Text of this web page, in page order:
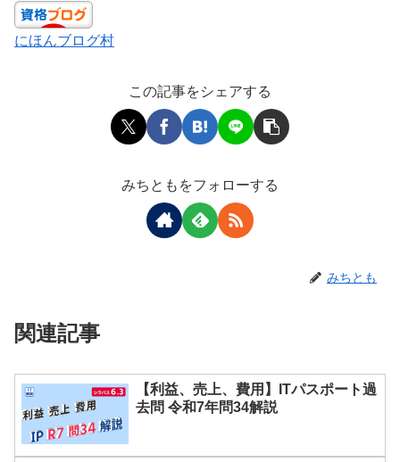
にほんブログ村
この記事をシェアする
みちともをフォローする
みちとも
関連記事
【利益、売上、費用】ITパスポート過
去問 令和7年問34解説